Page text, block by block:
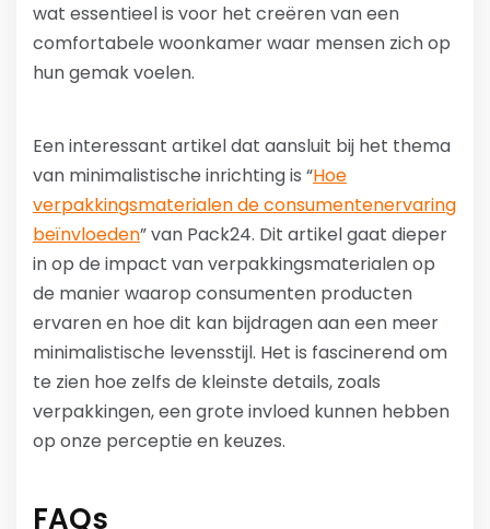
wat essentieel is voor het creëren van een
comfortabele woonkamer waar mensen zich op
hun gemak voelen.
Een interessant artikel dat aansluit bij het thema
van minimalistische inrichting is “Hoe
verpakkingsmaterialen de consumentenervaring
beïnvloeden” van Pack24. Dit artikel gaat dieper
in op de impact van verpakkingsmaterialen op
de manier waarop consumenten producten
ervaren en hoe dit kan bijdragen aan een meer
minimalistische levensstijl. Het is fascinerend om
te zien hoe zelfs de kleinste details, zoals
verpakkingen, een grote invloed kunnen hebben
op onze perceptie en keuzes.
FAQs